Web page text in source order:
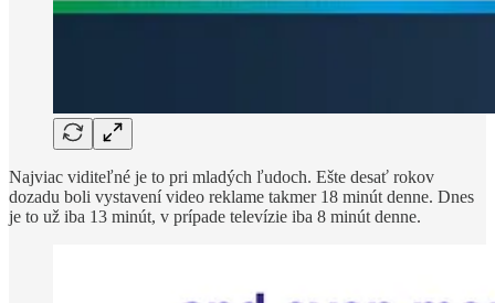
Najviac viditeľné je to pri mladých ľudoch. Ešte desať rokov
dozadu boli vystavení video reklame takmer 18 minút denne. Dnes
je to už iba 13 minút, v prípade televízie iba 8 minút denne.